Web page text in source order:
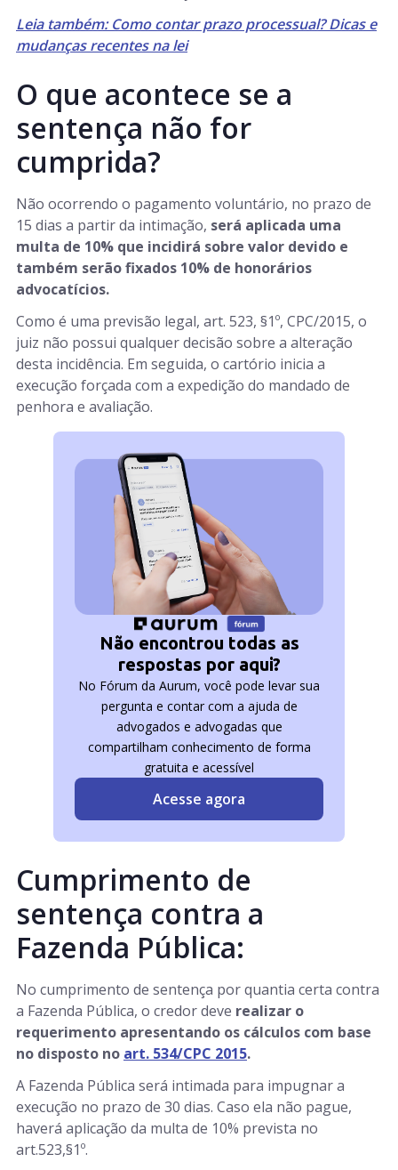
Leia também: Como contar prazo processual? Dicas e
mudanças recentes na lei
O que acontece se a
sentença não for
cumprida?
Não ocorrendo o pagamento voluntário, no prazo de
15 dias a partir da intimação, será aplicada uma
multa de 10% que incidirá sobre valor devido e
também serão fixados 10% de honorários
advocatícios.
Como é uma previsão legal, art. 523, §1º, CPC/2015, o
juiz não possui qualquer decisão sobre a alteração
desta incidência. Em seguida, o cartório inicia a
execução forçada com a expedição do mandado de
penhora e avaliação.
Não encontrou todas as
respostas por aqui?
No Fórum da Aurum, você pode levar sua
pergunta e contar com a ajuda de
advogados e advogadas que
compartilham conhecimento de forma
gratuita e acessível
Acesse agora
Cumprimento de
sentença contra a
Fazenda Pública:
No cumprimento de sentença por quantia certa contra
a Fazenda Pública, o credor deve realizar o
requerimento apresentando os cálculos com base
no disposto no art. 534/CPC 2015.
A Fazenda Pública será intimada para impugnar a
execução no prazo de 30 dias. Caso ela não pague,
haverá aplicação da multa de 10% prevista no
art.523,§1º.